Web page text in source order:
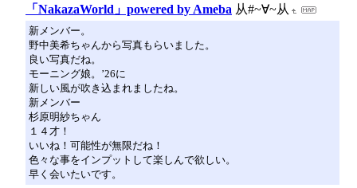
「NakazaWorld」powered by Ameba 从#~∀~从
新メンバー。
野中美希ちゃんから写真もらいました。
良い写真だね。
モーニング娘。’26に
新しい風が吹き込まれましたね。
新メンバー
杉原明紗ちゃん
１４才！
いいね！可能性が無限だね！
色々な事をインプットして楽しんで欲しい。
早く会いたいです。